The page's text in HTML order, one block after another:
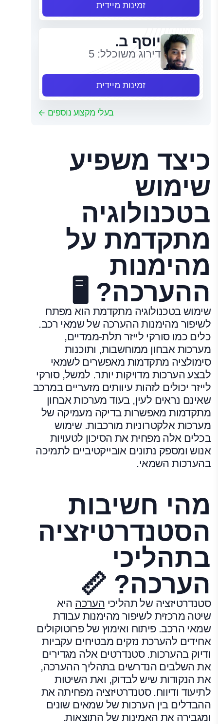
זמינות מיידית
יוסף ב.
דירוג משוכלל: 5
זמינות מיידית
בעלי מקצוע נוספים
כיצד משפיע
שימוש
בטכנולוגיה
מתקדמת על
מהימנות
ההערכה? 🖥️
שימוש בטכנולוגיה מתקדמת הוא מפתח
לשיפור מהימנות ההערכה של שמאי רכב.
כלים כמו סורקי לייזר תלת-ממדיים,
מערכות אבחון ממוחשבות, ותוכנות
סימולציה מתקדמות מאפשרים לשמאי
לבצע הערכות מדויקות יותר. למשל, סורקי
לייזר יכולים לזהות עיוותים מזעריים במרכב
שאינם נראים לעין, בעוד מערכות אבחון
מתקדמות מאפשרות בדיקה מעמיקה של
מערכות אלקטרוניות מורכבות. שימוש
בכלים אלה מפחית את הסיכון לטעויות
אנוש ומספק נתונים אובייקטיביים לתמיכה
בהערכות השמאי.
מהי חשיבות
הסטנדרטיזציה
בתהליכי
הערכה? 📏
סטנדרטיזציה של תהליכי הערכה היא
שיטה מרכזית לשיפור מהימנות עבודת
שמאי הרכב. פיתוח ואימוץ של פרוטוקולים
אחידים להערכת נזקים מבטיחים עקביות
ודיוק בהערכות. סטנדרטים אלה מגדירים
את השלבים הנדרשים בתהליך ההערכה,
את הנקודות שיש לבדוק, ואת השיטות
לתיעוד ודיווח. סטנדרטיזציה מפחיתה את
ההבדלים בין הערכות של שמאים שונים
ומגבירה את האמינות של התוצאות.